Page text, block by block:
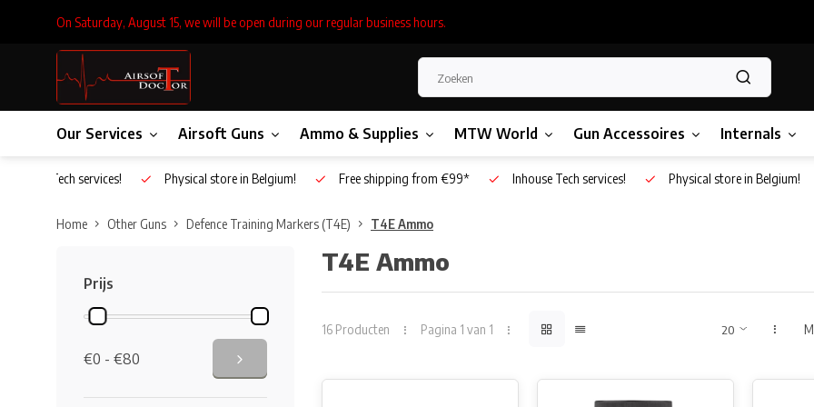
On Saturday, August 15, we will be open during our regular business hours.
Our Services Airsoft Guns Ammo & Supplies MTW World Gun Accessoires Internals
Inhouse Tech services! Physical store in Belgium! Free shipping from €99* Inhouse Tech services! Physical store in Belgium!
Home Other Guns Defence Training Markers (T4E) T4E Ammo
Prijs
€0 - €80
T4E Ammo
16 Producten Pagina 1 van 1